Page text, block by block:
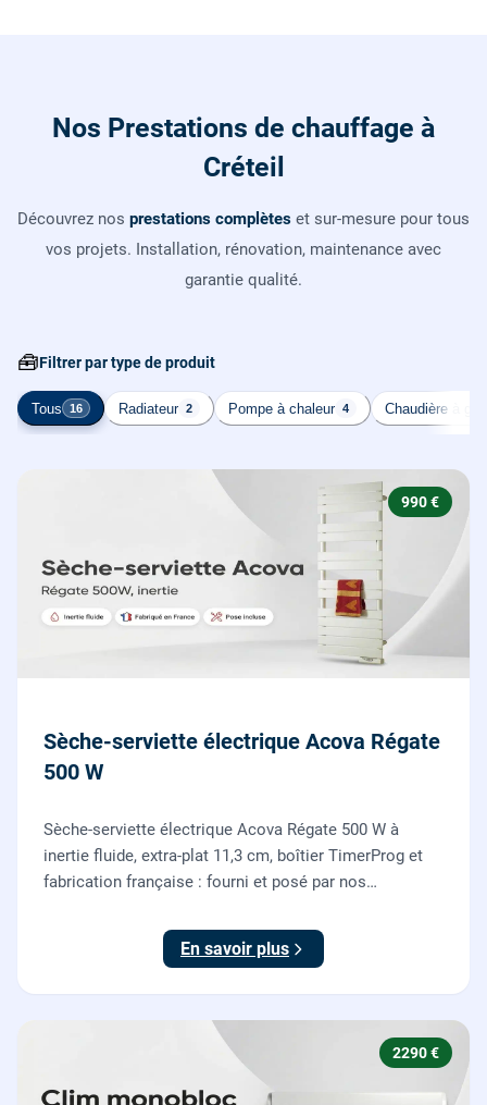
Nos Prestations de chauffage à
Créteil
Découvrez nos prestations complètes et sur-mesure pour tous
vos projets. Installation, rénovation, maintenance avec
garantie qualité.
🧰Filtrer par type de produit
Tous 16 Radiateur 2 Pompe à chaleur 4 Chaudière à gaz
990 €
Sèche-serviette électrique Acova Régate
500 W
Sèche-serviette électrique Acova Régate 500 W à
inertie fluide, extra-plat 11,3 cm, boîtier TimerProg et
fabrication française : fourni et posé par nos
En savoir plus
2290 €